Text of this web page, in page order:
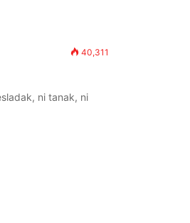
40,311
ni tanak, ni